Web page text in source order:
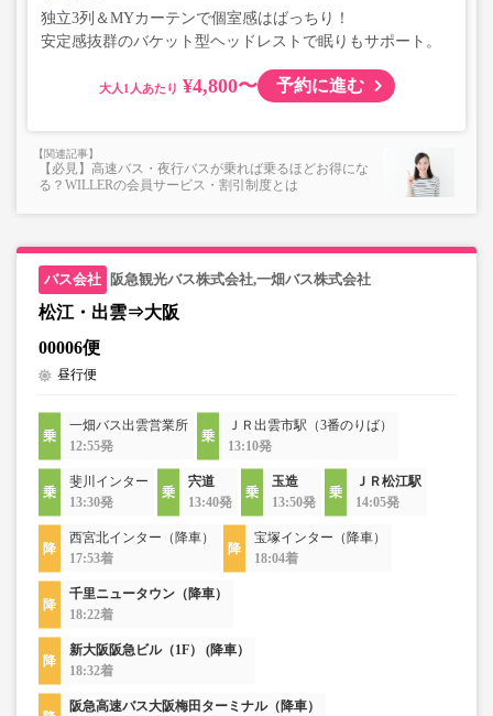
独立3列＆MYカーテンで個室感はばっちり！
安定感抜群のバケット型ヘッドレストで眠りもサポート。
大人 ¥4,800〜 予約に進む
【必見】高速バス・夜行バスが乗れば乗るほどお得にな
る？WILLERの会員サービス・割引制度とは
阪急観光バス株式会社,一畑バス株式会社
松江・出雲⇒大阪
00006便
昼行便
一畑バス出雲営業所
12:55発
ＪＲ出雲市駅（3番のりば）
13:10発
斐川インター
13:30発
宍道
13:40発
玉造
13:50発
ＪＲ松江駅
14:05発
西宮北インター（降車）
17:53着
宝塚インター（降車）
18:04着
千里ニュータウン（降車）
18:22着
新大阪阪急ビル（1F） (降車）
18:32着
阪急高速バス大阪梅田ターミナル（降車）